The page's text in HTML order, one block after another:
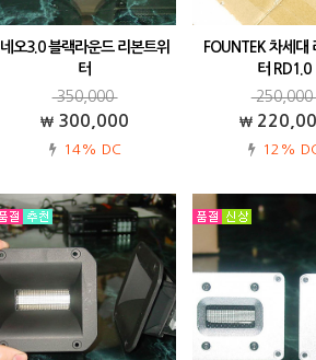
네오3.0 블랙라운드 리본트위
터
재고 소진되었던 네오3.0 리본트위
터 블랙라운드 버젼 수입되었습니
음으로 가장 많이 찾아주시는 롱런
사하고, 아주 미세한소리까지도 다
잡아낼 정도로해…
350,000
300,000
14% DC
FOUNTEK 차세대
터 RD1.0
FOUNTEK 차세대 리
RD1.0
250,000
12%